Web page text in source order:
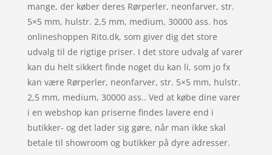
mange, der køber deres Rørperler, neonfarver, str.
5×5 mm, hulstr. 2,5 mm, medium, 30000 ass. hos
onlineshoppen Rito.dk, som giver dig det store
udvalg til de rigtige priser. I det store udvalg af varer
kan du helt sikkert finde noget du kan li, som jo fx
kan være Rørperler, neonfarver, str. 5×5 mm, hulstr.
2,5 mm, medium, 30000 ass.. Ved at købe dine varer
i en webshop kan priserne findes lavere end i
butikker- og det lader sig gøre, når man ikke skal
betale til showroom og butikker på dyre adresser.